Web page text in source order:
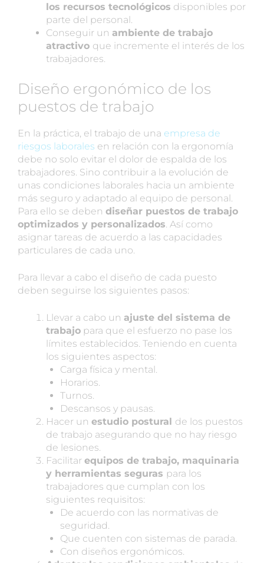
los recursos tecnológicos disponibles por
parte del personal.
Conseguir un ambiente de trabajo
atractivo que incremente el interés de los
trabajadores.
Diseño ergonómico de los
puestos de trabajo
En la práctica, el trabajo de una empresa de
riesgos laborales en relación con la ergonomía
debe no solo evitar el dolor de espalda de los
trabajadores. Sino contribuir a la evolución de
unas condiciones laborales hacia un ambiente
más seguro y adaptado al equipo de personal.
Para ello se deben diseñar puestos de trabajo
optimizados y personalizados. Así como
asignar tareas de acuerdo a las capacidades
particulares de cada uno.
Para llevar a cabo el diseño de cada puesto
deben seguirse los siguientes pasos:
Llevar a cabo un ajuste del sistema de
trabajo para que el esfuerzo no pase los
límites establecidos. Teniendo en cuenta
los siguientes aspectos:
Carga física y mental.
Horarios.
Turnos.
Descansos y pausas.
Hacer un estudio postural de los puestos
de trabajo asegurando que no hay riesgo
de lesiones.
Facilitar equipos de trabajo, maquinaria
y herramientas seguras para los
trabajadores que cumplan con los
siguientes requisitos:
De acuerdo con las normativas de
seguridad.
Que cuenten con sistemas de parada.
Con diseños ergonómicos.